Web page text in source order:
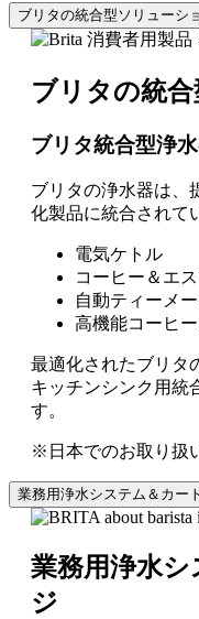
ブリタの統合型ソリューシ
ブリタの統
ブリタ統合型浄水
ブリタの浄水器は、
化製品に統合されて
電気ケトル
コーヒー＆エ
自動ティーメ
高機能コーヒ
最適化されたブリタ
キッチンシンク用統
す。
※日本でのお取り扱
業務用浄水システム＆カー
業務用浄水
ジ